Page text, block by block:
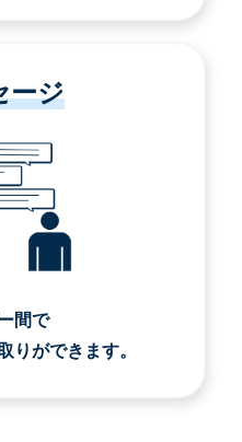
ージ
間で
りができます。